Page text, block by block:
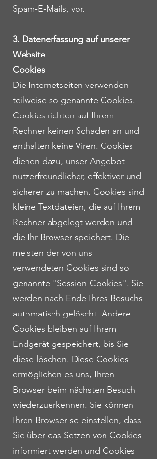
Spam-E-Mails, vor.
3. Datenerfassung auf unserer
Website
Cookies
Die Internetseiten verwenden
teilweise so genannte Cookies.
Cookies richten auf Ihrem
Rechner keinen Schaden an und
enthalten keine Viren. Cookies
dienen dazu, unser Angebot
nutzerfreundlicher, effektiver und
sicherer zu machen. Cookies sind
kleine Textdateien, die auf Ihrem
Rechner abgelegt werden und
die Ihr Browser speichert. Die
meisten der von uns
verwendeten Cookies sind so
genannte "Session-Cookies". Sie
werden nach Ende Ihres Besuchs
automatisch gelöscht. Andere
Cookies bleiben auf Ihrem
Endgerät gespeichert, bis Sie
diese löschen. Diese Cookies
ermöglichen es uns, Ihren
Browser beim nächsten Besuch
wiederzuerkennen. Sie können
Ihren Browser so einstellen, dass
Sie über das Setzen von Cookies
informiert werden und Cookies